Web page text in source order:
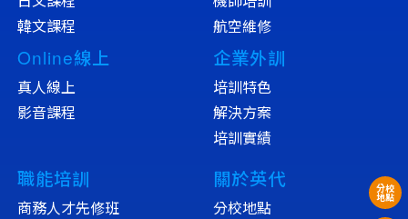
韓文課程
Online線上
真人線上
影音課程
航空維修
企業外訓
培訓特色
解決方案
培訓實績
職能培訓
商務人才先修班
關於英代
分校地點
分校
地點